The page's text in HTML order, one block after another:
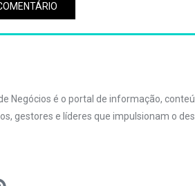
Negócios é o portal de informação,
gestores e líderes que impulsionam o